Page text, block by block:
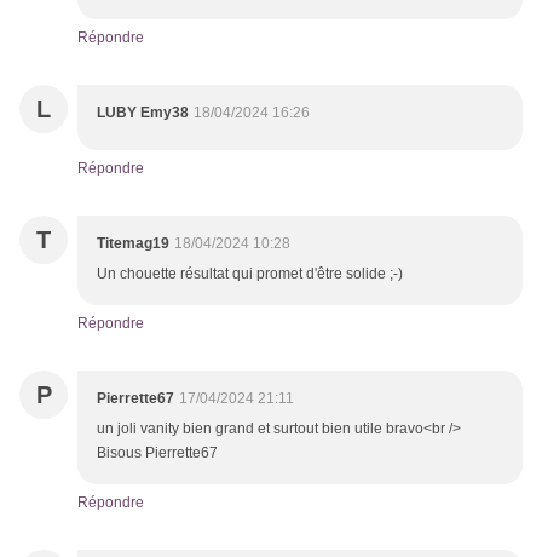
Répondre
L LUBY Emy38 18/04/2024 16:26
Répondre
T Titemag19 18/04/2024 10:28
Un chouette résultat qui promet d'être solide ;-)
Répondre
P Pierrette67 17/04/2024 21:11
un joli vanity bien grand et surtout bien utile bravo<br />
Bisous Pierrette67
Répondre